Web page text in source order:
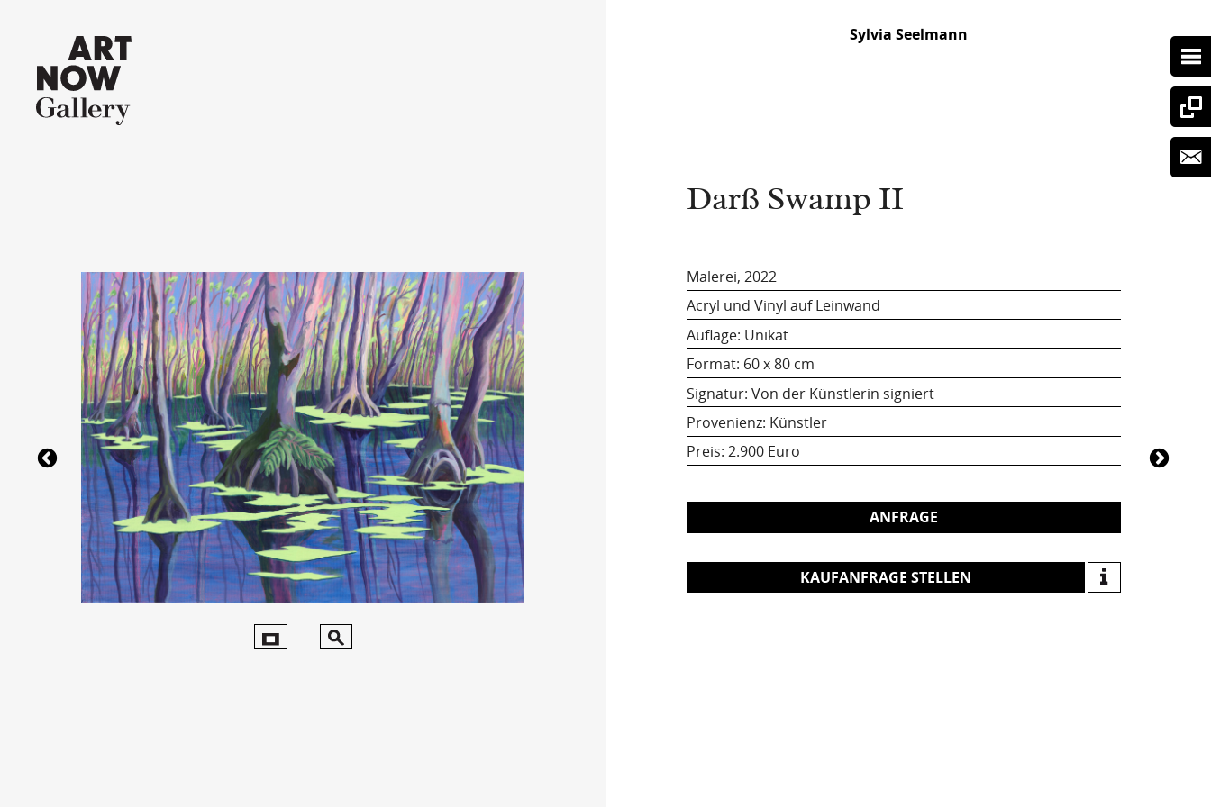
Sylvia Seelmann
Darß Swamp II
Malerei, 2022
Acryl und Vinyl auf Leinwand
Auflage: Unikat
Format: 60 x 80 cm
Signatur: Von der Künstlerin signiert
Provenienz: Künstler
Preis: 2.900 Euro
ANFRAGE
KAUFANFRAGE STELLEN